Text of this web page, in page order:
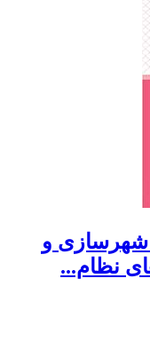
شهرسازی و
نظام...